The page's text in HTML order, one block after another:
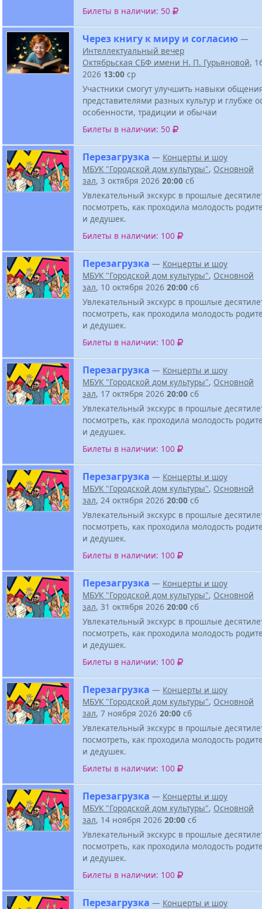
Билеты в наличии: 50
Через книгу к миру и согласию —
Интеллектуальный вечер
Октябрьская СБФ имени Н. П. Гурьяновой,
2026 13:00 ср
Участники смогут улучшить навыки
представителями разных культур и глубже
особенности, традиции и обычаи
Билеты в наличии: 50
Перезагрузка — Концерты и шоу
МБУК "Городской дом культуры", Основной
зал, 3 октября 2026 20:00 сб
Увлекательный экскурс в прошлые
посмотреть, как проходила молодость
и дедушек.
Билеты в наличии: 100
Перезагрузка — Концерты и шоу
МБУК "Городской дом культуры", Основной
зал, 10 октября 2026 20:00 сб
Увлекательный экскурс в прошлые
посмотреть, как проходила молодость
и дедушек.
Билеты в наличии: 100
Перезагрузка — Концерты и шоу
МБУК "Городской дом культуры", Основной
зал, 17 октября 2026 20:00 сб
Увлекательный экскурс в прошлые
посмотреть, как проходила молодость
и дедушек.
Билеты в наличии: 100
Перезагрузка — Концерты и шоу
МБУК "Городской дом культуры", Основной
зал, 24 октября 2026 20:00 сб
Увлекательный экскурс в прошлые
посмотреть, как проходила молодость
и дедушек.
Билеты в наличии: 100
Перезагрузка — Концерты и шоу
МБУК "Городской дом культуры", Основной
зал, 31 октября 2026 20:00 сб
Увлекательный экскурс в прошлые
посмотреть, как проходила молодость
и дедушек.
Билеты в наличии: 100
Перезагрузка — Концерты и шоу
МБУК "Городской дом культуры", Основной
зал, 7 ноября 2026 20:00 сб
Увлекательный экскурс в прошлые
посмотреть, как проходила молодость
и дедушек.
Билеты в наличии: 100
Перезагрузка — Концерты и шоу
МБУК "Городской дом культуры", Основной
зал, 14 ноября 2026 20:00 сб
Увлекательный экскурс в прошлые
посмотреть, как проходила молодость
и дедушек.
Билеты в наличии: 100
Перезагрузка — Концерты и шоу